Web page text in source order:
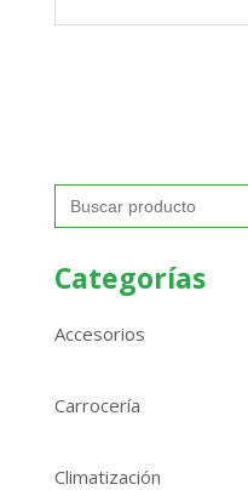
Buscar:
Categorías
Accesorios
Carrocería
Climatización